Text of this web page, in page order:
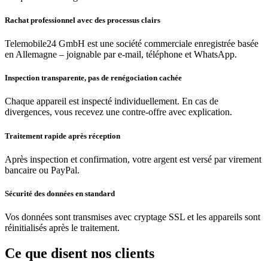
Rachat professionnel avec des processus clairs
Telemobile24 GmbH est une société commerciale enregistrée basée
en Allemagne – joignable par e-mail, téléphone et WhatsApp.
Inspection transparente, pas de renégociation cachée
Chaque appareil est inspecté individuellement. En cas de
divergences, vous recevez une contre-offre avec explication.
Traitement rapide après réception
Après inspection et confirmation, votre argent est versé par virement
bancaire ou PayPal.
Sécurité des données en standard
Vos données sont transmises avec cryptage SSL et les appareils sont
réinitialisés après le traitement.
Ce que disent nos clients